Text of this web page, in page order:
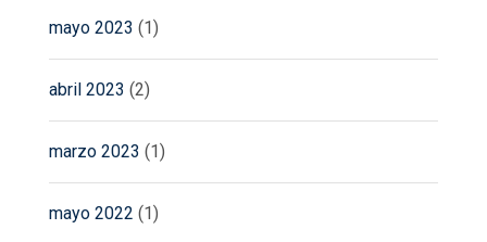
mayo 2023 (1)
abril 2023 (2)
marzo 2023 (1)
mayo 2022 (1)